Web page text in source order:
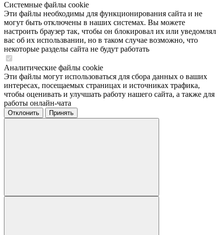
Системные файлы cookie
Эти файлы необходимы для функционирования сайта и не
могут быть отключены в наших системах. Вы можете
настроить браузер так, чтобы он блокировал их или уведомлял
вас об их использвании, но в таком случае возможно, что
некоторые разделы сайта не будут работать
Аналитические файлы cookie
Эти файлы могут использоваться для сбора данных о ваших
интересах, посещаемых страницах и источниках трафика,
чтобы оценивать и улучшать работу нашего сайта, а также для
работы онлайн-чата
Отклонить Принять